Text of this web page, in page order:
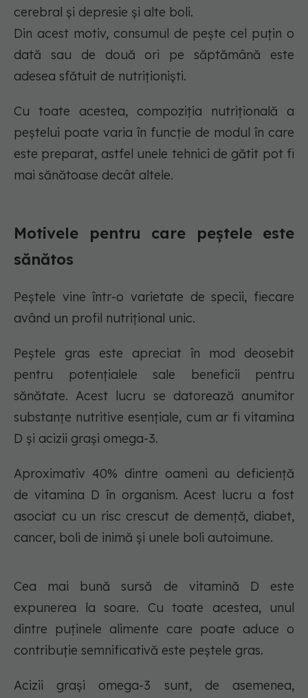
cerebral și depresie și alte boli.
Din acest motiv, consumul de pește cel puțin o
dată sau de două ori pe săptămână este
adesea sfătuit de nutriționiști.
Cu toate acestea, compoziția nutrițională a
peștelui poate varia în funcție de modul în care
este preparat, astfel unele tehnici de gătit pot fi
mai sănătoase decât altele.
Motivele pentru care peștele este
sănătos
Peștele vine într-o varietate de specii, fiecare
având un profil nutrițional unic.
Peștele gras este apreciat în mod deosebit
pentru potențialele sale beneficii pentru
sănătate. Acest lucru se datorează anumitor
substanțe nutritive esențiale, cum ar fi vitamina
D și acizii grași omega-3.
Aproximativ 40% dintre oameni au deficiență
de vitamina D în organism. Acest lucru a fost
asociat cu un risc crescut de demență, diabet,
cancer, boli de inimă și unele boli autoimune.
Cea mai bună sursă de vitamină D este
expunerea la soare. Cu toate acestea, unul
dintre puținele alimente care poate aduce o
contribuție semnificativă este peștele gras.
Acizii grași omega-3 sunt, de asemenea,